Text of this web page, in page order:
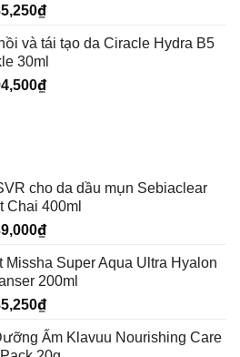
₫Giá
tại
là:
185,250₫.
và tái tạo da Ciracle Hydra B5
30ml
₫Giá
cho da dầu mụn Sebiaclear
Chai 400ml
₫Giá
tại
là:
339,000₫.
Missha Super Aqua Ultra Hyalon
200ml
₫Giá
tại
Ẩm Klavuu Nourishing Care